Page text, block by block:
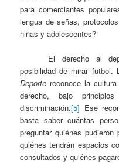
para comerciantes
lengua de señas,
niñas y adolescentes?
El derecho al
posibilidad de mirar futbol.
Deporte reconoce la
derecho, bajo
discriminación.[5] Ese
basta saber cuántas
preguntar quiénes
quiénes tendrán espacios
consultados y quiénes